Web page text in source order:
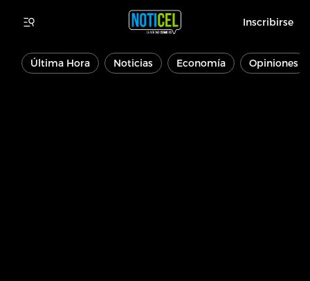
Inscribirse
Última Hora Noticias Economía Opiniones